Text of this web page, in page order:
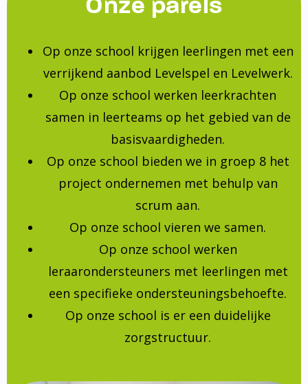
Op onze school krijgen leerlingen met een
verrijkend aanbod Levelspel en Levelwerk.
Op onze school werken leerkrachten
samen in leerteams op het gebied van de
basisvaardigheden.
Op onze school bieden we in groep 8 het
project ondernemen met behulp van
scrum aan.
Op onze school vieren we samen.
Op onze school werken
leraarondersteuners met leerlingen met
een specifieke ondersteuningsbehoefte.
Op onze school is er een duidelijke
zorgstructuur.